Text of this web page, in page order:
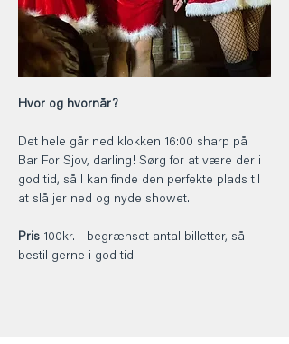
Hvor og hvornår?
Det hele går ned klokken 16:00 sharp på
Bar For Sjov, darling! Sørg for at være der i
god tid, så I kan finde den perfekte plads til
at slå jer ned og nyde showet.
Pris 100kr. - begrænset antal billetter, så
bestil gerne i god tid.